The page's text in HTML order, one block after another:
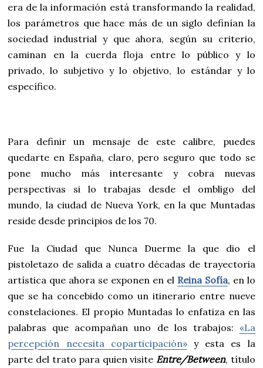
era de la información está transformando la realidad,
los parámetros que hace más de un siglo definían la
sociedad industrial y que ahora, según su criterio,
caminan en la cuerda floja entre lo público y lo
privado, lo subjetivo y lo objetivo, lo estándar y lo
específico.
Para definir un mensaje de este calibre, puedes
quedarte en España, claro, pero seguro que todo se
pone mucho más interesante y cobra nuevas
perspectivas si lo trabajas desde el ombligo del
mundo, la ciudad de Nueva York, en la que Muntadas
reside desde principios de los 70.
Fue la Ciudad que Nunca Duerme la que dio el
pistoletazo de salida a cuatro décadas de trayectoria
artística que ahora se exponen en el Reina Sofía, en lo
que se ha concebido como un itinerario entre nueve
constelaciones. El propio Muntadas lo enfatiza en las
palabras que acompañan uno de los trabajos: «La
percepción necesita coparticipación»y esta es la
parte del trato para quien visite Entre/Between, título